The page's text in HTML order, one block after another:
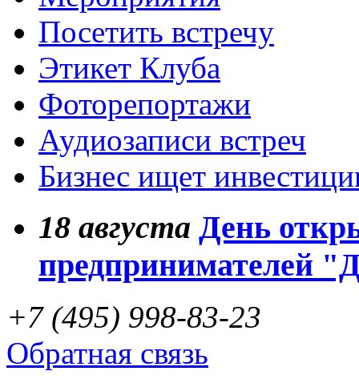
Посетить встречу
Этикет Клуба
Фоторепортажи
Аудиозаписи встреч
Бизнес ищет
18 августа День
предпринимателей
+7 (495) 998-83-23
Обратная связь